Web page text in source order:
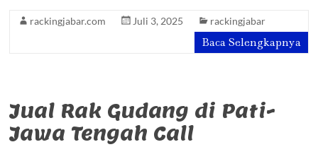
rackingjabar.com Juli 3, 2025 rackingjabar
Baca Selengkapnya
Jual Rak Gudang di Pati-
Jawa Tengah Call